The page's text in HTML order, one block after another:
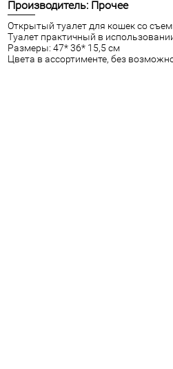
Производитель: Прочее
Открытый туалет для кошек со
Туалет практичный в
Размеры: 47* 36* 15,5 см
Цвета в ассортименте, без